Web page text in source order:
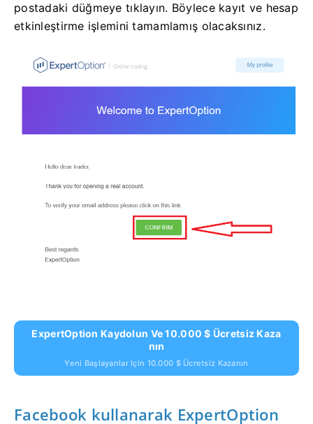
postadaki düğmeye tıklayın. Böylece kayıt ve hesap
etkinleştirme işlemini tamamlamış olacaksınız.
ExpertOption Kaydolun Ve 10.000 $ Ücretsiz Kaza
Nın
Yeni Başlayanlar Için 10.000 $ Ücretsiz Kazanın
Facebook kullanarak ExpertOption